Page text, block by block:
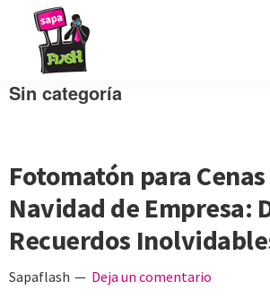
Saltar
navegación
Saltar
contenido
principal
Saltar
de Sapaflash
Fotomatón
Sin categoría
Fotomatón para
Navidad de Empresa:
Recuerdos
Sapaflash Deja un comentario